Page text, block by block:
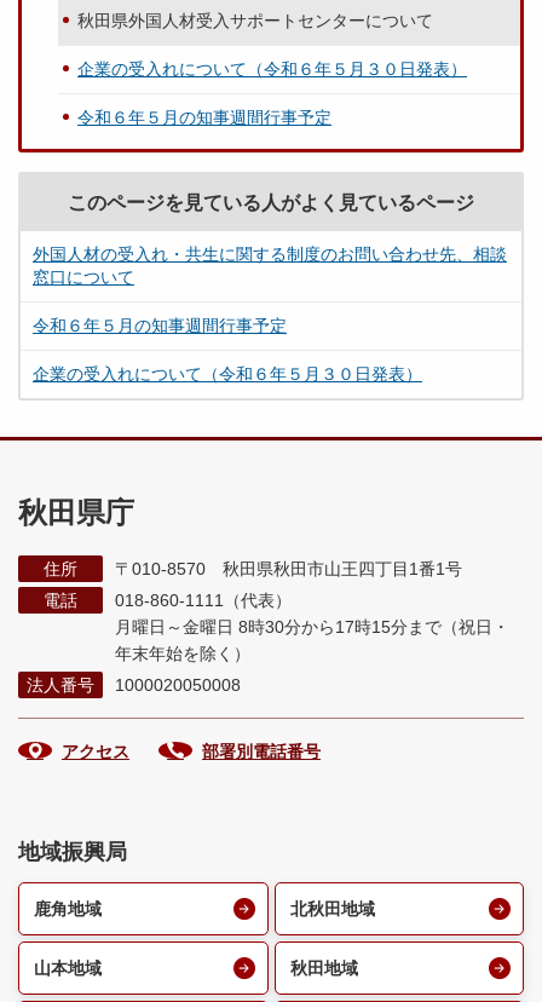
秋田県外国人材受入サポートセンターについて
企業の受入れについて（令和６年５月３０日発表）
令和６年５月の知事週間行事予定
このページを見ている人がよく見ているページ
外国人材の受入れ・共生に関する制度のお問い合わせ先、相談
窓口について
令和６年５月の知事週間行事予定
企業の受入れについて（令和６年５月３０日発表）
秋田県庁
住所
〒010-8570 秋田県秋田市山王四丁目1番1号
電話
018-860-1111（代表）
月曜日～金曜日 8時30分から17時15分まで （祝日・
年末年始を除く）
法人番号
1000020050008
アクセス 部署別電話番号
地域振興局
鹿角地域 北秋田地域
山本地域 秋田地域